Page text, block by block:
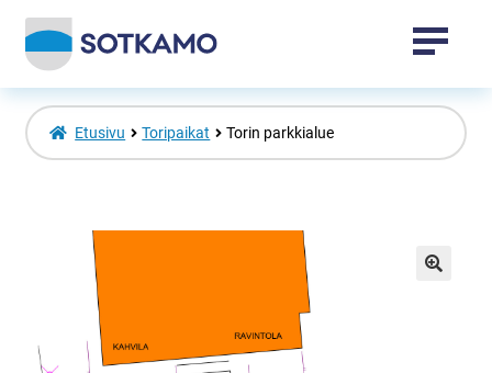
Tapahtumat
Vuokatti-tuotteet
Venepaikat
Etusivu Toripaikat Torin parkkialue